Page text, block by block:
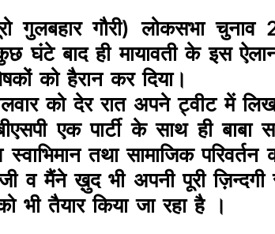
गुलबहार गौरी) लोकसभा
घंटे बाद ही मायावती के इस ऐलान
को हैरान कर दिया।
को देर रात अपने ट्वीट में
एक पार्टी के साथ ही
तथा सामाजिक
जी व मैंने ख़ुद भी अपनी पूरी
भी तैयार किया जा रहा है ।